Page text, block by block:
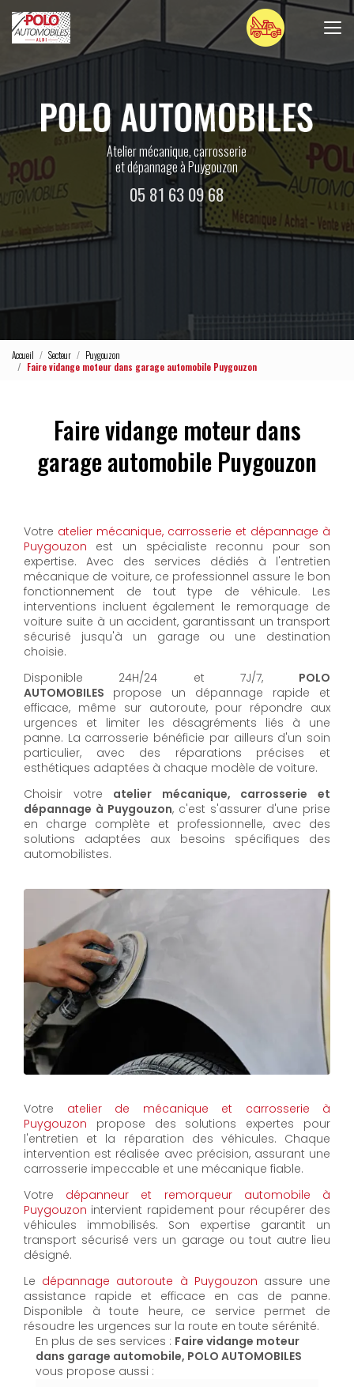
au
contenu
Atelier mécanique, carrosserie
et dépannage à Puygouzon
05 81 63 09 68
Accueil Secteur
Puygouzon
Faire vidange moteur dans garage automobile Puygouzon
Faire vidange moteur dans
garage automobile Puygouzon
Votre atelier mécanique, carrosserie et dépannage à
Puygouzon
est un spécialiste reconnu pour son
expertise. Avec des services dédiés à l'entretien
mécanique de voiture, ce professionnel assure le bon
fonctionnement de tout type de véhicule. Les
interventions incluent également le remorquage de
voiture suite à un accident, garantissant un transport
sécurisé jusqu'à un garage ou une destination
choisie.
Disponible 24H/24 et 7J/7, POLO
AUTOMOBILES propose un dépannage rapide et
efficace, même sur autoroute, pour répondre aux
urgences et limiter les désagréments liés à une
panne. La carrosserie bénéficie par ailleurs d'un soin
particulier, avec des réparations précises et
esthétiques adaptées à chaque modèle de voiture.
Choisir votre atelier mécanique, carrosserie et
dépannage à Puygouzon, c'est s'assurer d'une prise
en charge complète et professionnelle, avec des
solutions adaptées aux besoins spécifiques des
automobilistes.
Votre atelier de mécanique et carrosserie à
Puygouzon propose des solutions expertes pour
l'entretien et la réparation des véhicules. Chaque
intervention est réalisée avec précision, assurant une
carrosserie impeccable et une mécanique fiable.
Votre dépanneur et remorqueur automobile à
Puygouzon intervient rapidement pour récupérer des
véhicules immobilisés. Son expertise garantit un
transport sécurisé vers un garage ou tout autre lieu
désigné.
Le dépannage autoroute à Puygouzon assure une
assistance rapide et efficace en cas de panne.
Disponible à toute heure, ce service permet de
résoudre les urgences sur la route en toute sérénité.
En plus de ses services : Faire vidange moteur
dans garage automobile, POLO AUTOMOBILES
vous propose aussi :